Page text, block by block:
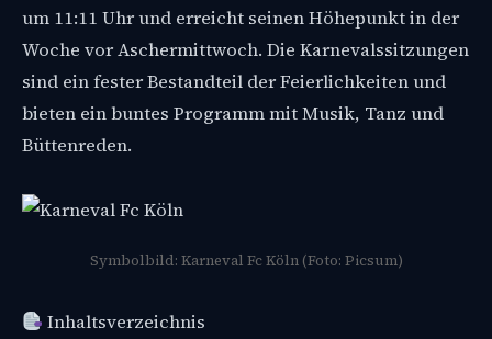
um 11:11 Uhr und erreicht seinen Höhepunkt in der
Woche vor Aschermittwoch. Die Karnevalssitzungen
sind ein fester Bestandteil der Feierlichkeiten und
bieten ein buntes Programm mit Musik, Tanz und
Büttenreden.
Symbolbild: Karneval Fc Köln (Foto: Picsum)
Inhaltsverzeichnis